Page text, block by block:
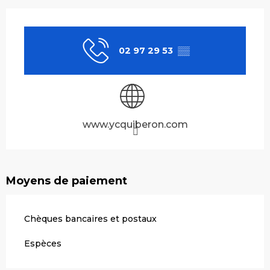
02 97 29 53 ▒▒
www.ycquiberon.com
Moyens de paiement
Chèques bancaires et postaux
Espèces